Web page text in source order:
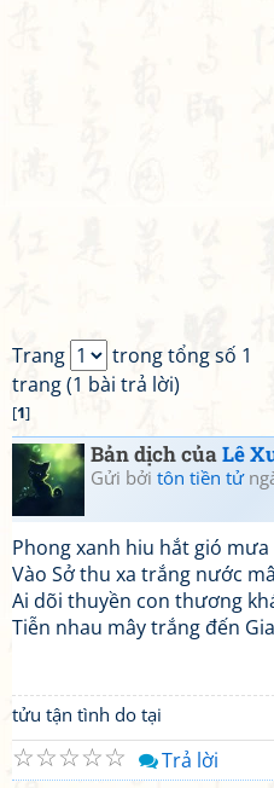
Trang
trong tổng số 1
trang (1 bài trả lời)
[1]
Bản dịch củaLê
Gửi bởi tôn tiền tử
Phong xanh hiu hắt gió mưa
Vào Sở thu xa trắng nước
Ai dõi thuyền con thương
Tiễn nhau mây trắng đến
tửu tận tình do tại
☆
☆
☆
☆
☆ Trả lời